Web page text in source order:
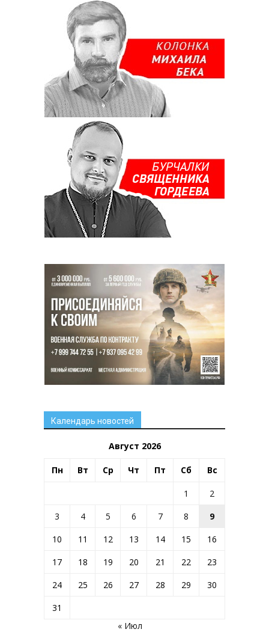
Календарь новостей
Август 2026
Пн Вт Ср Чт Пт Сб Вс
1
2
3
4 5 6 7 8
9
10
11 12 13 14 15
16
17
18 19 20 21 22
23
24
25 26 27 28 29
30
31
« Июл